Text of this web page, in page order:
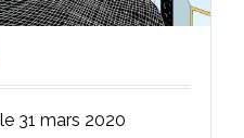
31 mars 2020